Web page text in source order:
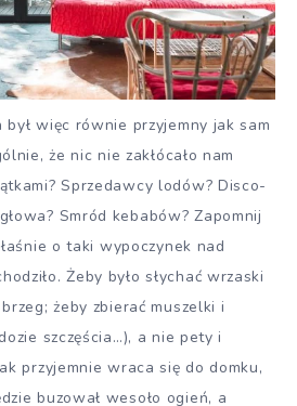
był więc równie przyjemny jak sam
że nic nie zakłócało nam
Sprzedawcy lodów? Disco-
Smród kebabów? Zapomnij
o taki wypoczynek nad
Żeby było słychać wrzaski
żeby zbierać muszelki i
szczęścia…), a nie pety i
przyjemnie wraca się do domku,
buzował wesoło ogień, a